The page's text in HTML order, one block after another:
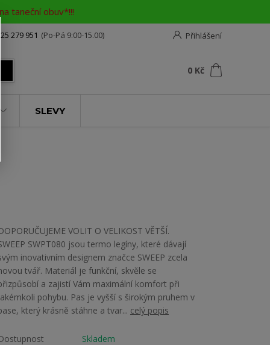
taneční obuv*!!!
Přihlášení
279 951 (Po-Pá 9:00-15.00)
0 Kč
SLEVY
VOLIT O VELIKOST VĚTŠÍ.
SWPT080 jsou termo legíny, které dávají
inovativním designem značce SWEEP zcela
tvář. Materiál je funkční, skvěle se
a zajistí Vám maximální komfort při
pohybu. Pas je vyšší s širokým pruhem v
který krásně stáhne a tvar... celý popis
Skladem